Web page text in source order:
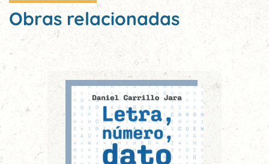
Obras relacionadas